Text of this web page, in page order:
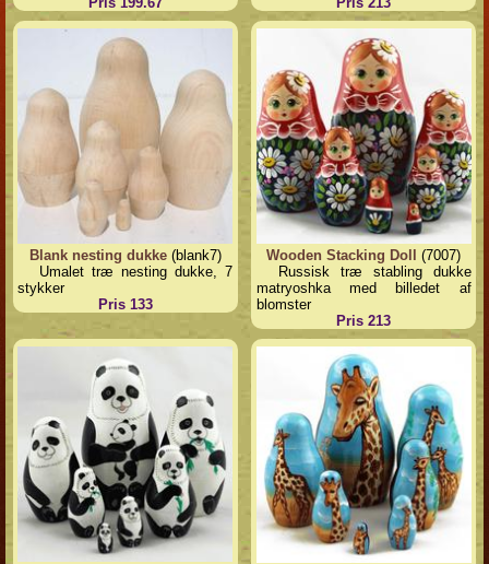
Blank nesting dukke(blank7)
Umalet træ nesting dukke, 7
stykker
Pris 133
Wooden Stacking Doll
(7007)
Russisk træ stabling dukke
matryoshka med billedet af
blomster
Pris 213